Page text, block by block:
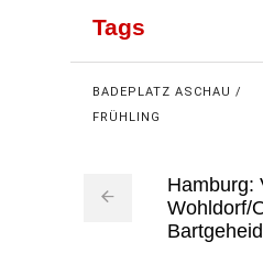
Tags
BADEPLATZ ASCHAU
FRÜHLING
Hamburg:
Wohldorf/